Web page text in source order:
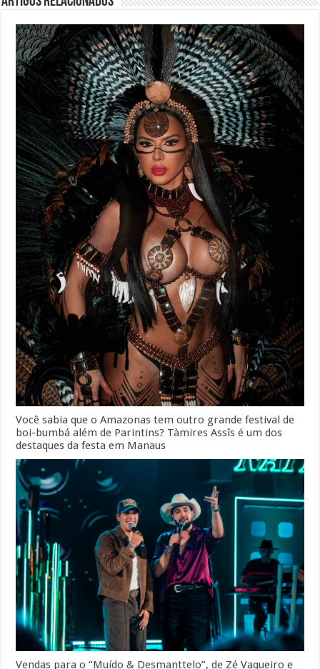
Você sabia que o Amazonas tem outro grande festival de
boi-bumbá além de Parintins? Tàmires Assîs é um dos
destaques da festa em Manaus
Vendas para o “Muído & Desmanttelo”, de Zé Vaqueiro e